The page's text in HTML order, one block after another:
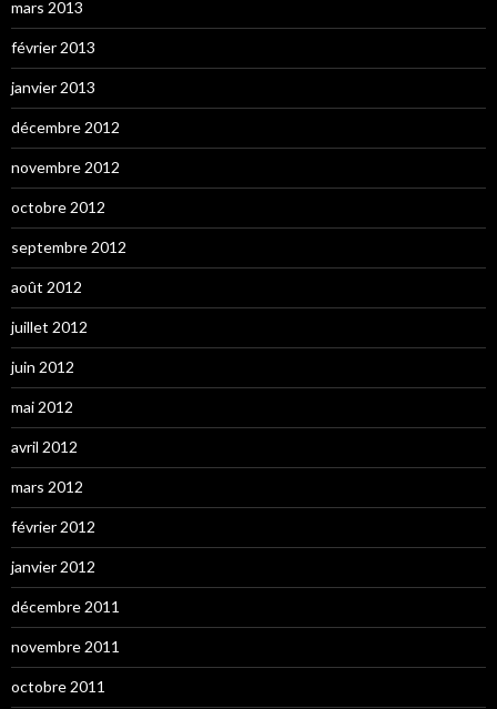
mars 2013
février 2013
janvier 2013
décembre 2012
novembre 2012
octobre 2012
septembre 2012
août 2012
juillet 2012
juin 2012
mai 2012
avril 2012
mars 2012
février 2012
janvier 2012
décembre 2011
novembre 2011
octobre 2011